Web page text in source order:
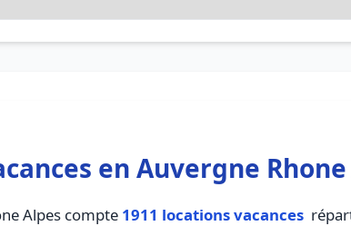
en Auvergne
Alpes compte 1911 locations vacances